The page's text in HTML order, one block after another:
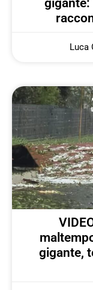
gigante:
Luca
gigante,